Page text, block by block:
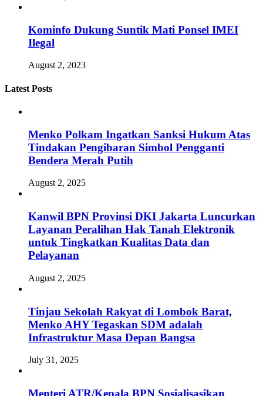
Kominfo Dukung Suntik Mati Ponsel IMEI
Ilegal
August 2, 2023
Latest Posts
Menko Polkam Ingatkan Sanksi Hukum Atas
Tindakan Pengibaran Simbol Pengganti
Bendera Merah Putih
August 2, 2025
Kanwil BPN Provinsi DKI Jakarta Luncurkan
Layanan Peralihan Hak Tanah Elektronik
untuk Tingkatkan Kualitas Data dan
Pelayanan
August 2, 2025
Tinjau Sekolah Rakyat di Lombok Barat,
Menko AHY Tegaskan SDM adalah
Infrastruktur Masa Depan Bangsa
July 31, 2025
Menteri ATR/Kepala BPN Sosialisasikan